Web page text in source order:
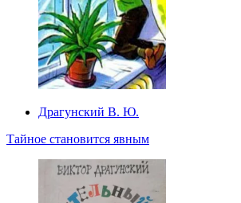
Драгунский В. Ю.
Тайное становится явным